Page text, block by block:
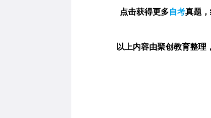
点击获得更多自考真题，
以上内容由聚创教育整理